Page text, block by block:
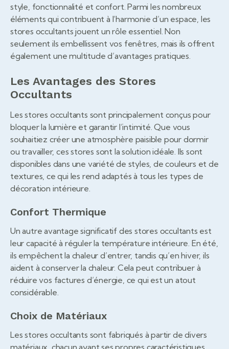
style, fonctionnalité et confort. Parmi les nombreux
éléments qui contribuent à l’harmonie d’un espace, les
stores occultants jouent un rôle essentiel. Non
seulement ils embellissent vos fenêtres, mais ils offrent
également une multitude d’avantages pratiques.
Les Avantages des Stores
Occultants
Les stores occultants sont principalement conçus pour
bloquer la lumière et garantir l’intimité. Que vous
souhaitiez créer une atmosphère paisible pour dormir
ou travailler, ces stores sont la solution idéale. Ils sont
disponibles dans une variété de styles, de couleurs et de
textures, ce qui les rend adaptés à tous les types de
décoration intérieure.
Confort Thermique
Un autre avantage significatif des stores occultants est
leur capacité à réguler la température intérieure. En été,
ils empêchent la chaleur d’entrer, tandis qu’en hiver, ils
aident à conserver la chaleur. Cela peut contribuer à
réduire vos factures d’énergie, ce qui est un atout
considérable.
Choix de Matériaux
Les stores occultants sont fabriqués à partir de divers
matériaux, chacun ayant ses propres caractéristiques.